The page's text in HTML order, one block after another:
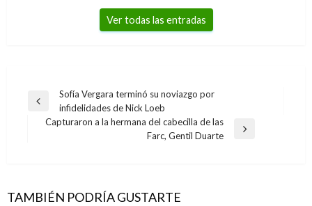
Ver todas las entradas
Navegación
Entrada
anterior
Sofía Vergara terminó su noviazgo por
infidelidades de Nick Loeb
Capturaron a la hermana del cabecilla de las
Farc, Gentil Duarte
TAMBIÉN PODRÍA GUSTARTE